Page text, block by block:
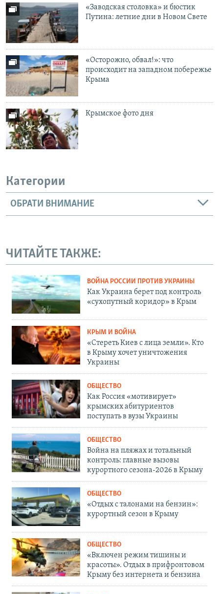
«Заводская столовка» и бюстик
Путина: летние дни в Новом Свете
«Осторожно, обвал!»: что
происходит на западном побережье
Крыма
Крымское фото дня
Категории
ОБРАТИ ВНИМАНИЕ
ЧИТАЙТЕ ТАКЖЕ:
ВОЙНА РОССИИ ПРОТИВ УКРАИНЫ
Как Украина берет под контроль
«сухопутный коридор» в Крым
КРЫМ И ВОЙНА
«Стереть Киев с лица земли». Кто
в Крыму хочет уничтожения
Украины
ОБЩЕСТВО
Как Россия «мотивирует»
крымских абитуриентов
поступать в вузы Украины
ОБЩЕСТВО
Война на пляжах и тотальный
контроль: главные вызовы
курортного сезона-2026 в Крыму
ОБЩЕСТВО
«Отдых с талонами на бензин»:
курортный сезон в Крыму
ОБЩЕСТВО
«Включен режим тишины и
красоты». Отдых в прифронтовом
Крыму без интернета и бензина